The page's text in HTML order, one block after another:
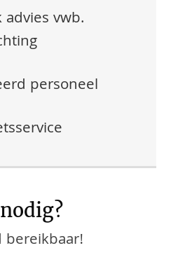
vwb.
personeel
bereikbaar!